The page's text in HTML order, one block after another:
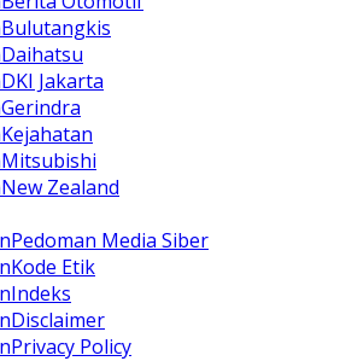
Bulutangkis
Daihatsu
DKI Jakarta
Gerindra
Kejahatan
Mitsubishi
New Zealand
Pedoman Media Siber
Kode Etik
Indeks
Disclaimer
Privacy Policy